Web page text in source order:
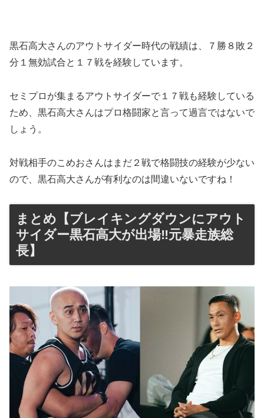
黒石高大さんのアウトサイダー時代の戦績は、７勝８敗２
分１無効試合と１７戦を経験しています。
セミプロが集まるアウトサイダーで１７戦も経験している
ため、黒石高大さんはプロ格闘家と言って過言ではないで
しょう。
対戦相手のこめおさんはまだ２戦で格闘技の経験が少ない
ので、黒石高大さんが有利なのは間違いないですね！
まとめ【ブレイキングダウンにアウト
サイダー黒石高大が出場‼元暴走族総
長】